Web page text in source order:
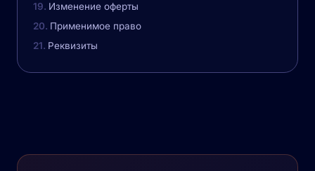
Изменение оферты
Применимое право
Реквизиты